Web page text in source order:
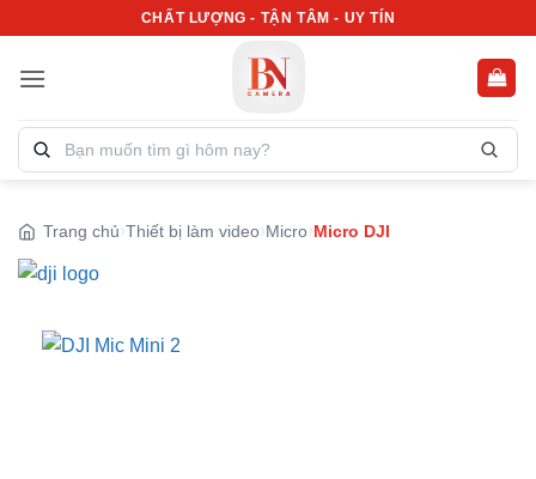
nội
CHẤT LƯỢNG - TẬN TÂM - UY TÍN
Tìm
kiếm
phẩm:
Trang chủ Thiết bị làm video Micro Micro DJI